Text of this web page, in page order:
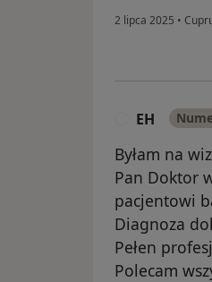
2 lipca 2025 •
EH
Byłam na
Pan Doktor
pacjentowi
Diagnoza
Pełen
Polecam